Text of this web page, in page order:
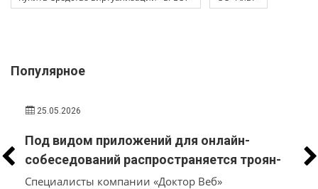
Популярное
25.05.2026
Под видом приложений для онлайн-
собеседований распространяется троян-
стилер, который вместо трудоустройства
Специалисты компании «Доктор Веб»